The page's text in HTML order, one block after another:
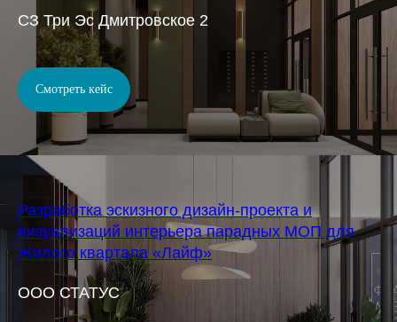
СЗ Три Эс Дмитровское 2
Смотреть кейс
Разработка эскизного дизайн-проекта и
визуализаций интерьера парадных МОП для
Жилого квартала «Лайф»
OOO СТАТУС